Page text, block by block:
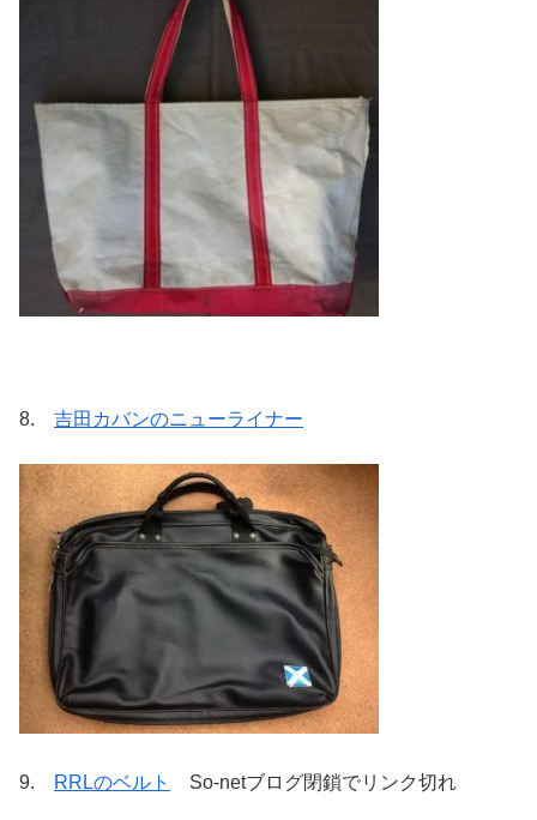
8. 吉田カバンのニューライナー
9. RRLのベルト So-netブログ閉鎖でリンク切れ